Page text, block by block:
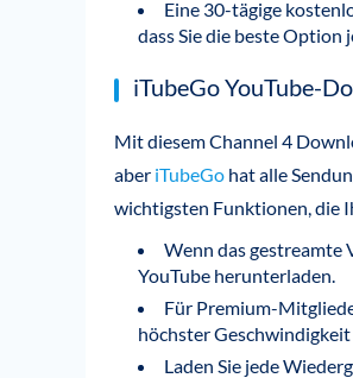
Eine 30-tägige
dass Sie die beste Option
iTubeGo YouTube-
Mit diesem Channel 4
aber iTubeGo hat alle
wichtigsten Funktionen, die
Wenn das gestreamte
YouTube herunterladen.
Für Premium-
höchster
Laden Sie jede